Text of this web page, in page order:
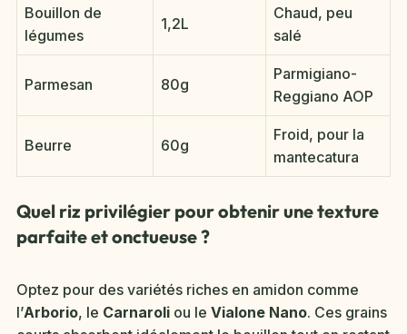
Bouillon de
légumes
1,2L
Chaud, peu
salé
Parmesan 80g
Parmigiano-
Reggiano AOP
Beurre 60g
Froid, pour la
mantecatura
Quel riz privilégier pour obtenir une texture
parfaite et onctueuse ?
Optez pour des variétés riches en amidon comme
l’Arborio, le Carnaroli ou le Vialone Nano. Ces grains